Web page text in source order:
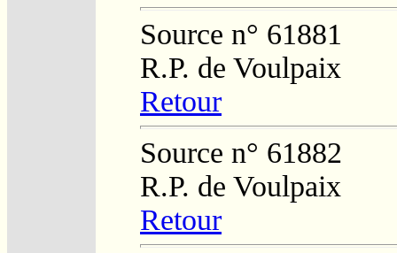
Source n° 61881
R.P. de Voulpaix
Retour
Source n° 61882
R.P. de Voulpaix
Retour